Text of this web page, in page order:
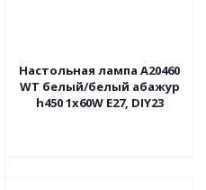
Настольная лампа A20460
WT белый/белый абажур
h450 1х60W E27, DIY23